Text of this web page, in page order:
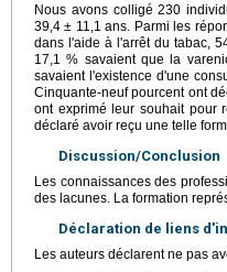
Nous avons colligé 230
39,4 ± 11,1 ans. Parmi les
dans l'aide à l'arrêt du tabac,
17,1 % savaient que la
savaient l'existence d'une
Cinquante-neuf pourcent ont
ont exprimé leur souhait pour
déclaré avoir reçu une telle
Discussion/Conclusion
Les connaissances des
des lacunes. La formation
Déclaration de liens
Les auteurs déclarent ne pas